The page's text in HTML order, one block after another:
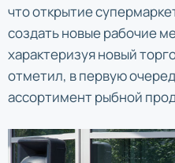
что открытие
создать новые рабочие
характеризуя новый
отметил, в первую
ассортимент рыбной